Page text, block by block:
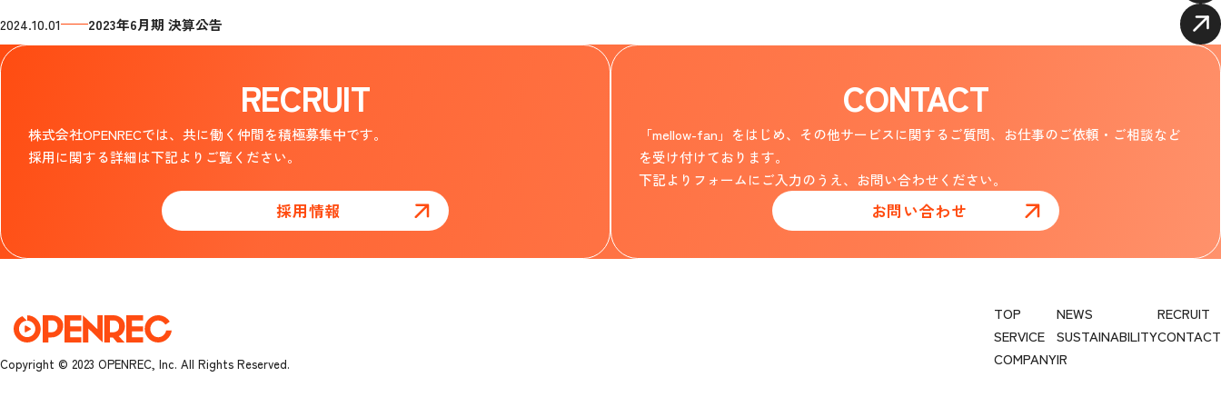
2024.10.01 2023年6月期 決算公告
RECRUIT
株式会社OPENRECでは、共に働く仲間を積極募集中です。
採用に関する詳細は下記よりご覧ください。
採用情報
CONTACT
「mellow-fan」をはじめ、その他サービスに関するご質問、お仕事のご依頼・ご相談など
を受け付けております。
下記よりフォームにご入力のうえ、お問い合わせください。
お問い合わせ
Copyright © 2023 OPENREC, Inc. All Rights Reserved.
TOP
SERVICE
COMPANY
NEWS
SUSTAINABILITY
IR
RECRUIT
CONTACT